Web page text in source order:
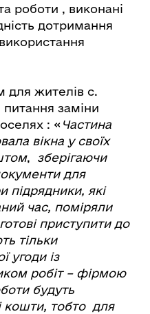
роботи , виконані
дотримання
жителів с.
заміни
: « Частина
вікна у своїх
, зберігаючи
для
підрядники, які
час, поміряли
приступити до
тільки
угоди із
робіт – фірмою
будуть
кошти, тобто для